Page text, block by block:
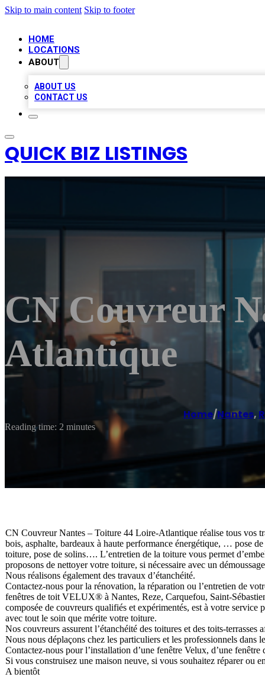
Skip to main content Skip to footer
HOME
LOCATIONS
ABOUT
ABOUT US
CONTACT US
QUICK BIZ LISTINGS
CN Couvreur
Atlantique
Home/Nantes,
Reading time: 2 minutes
CN Couvreur Nantes – Toiture 44 Loire-Atlantique réalise tous vos
bois, asphalte, bardeaux à haute performance énergétique, … pose
toiture, pose de solins…. L’entretien de la toiture vous permet
proposons de nettoyer votre toiture, si nécessaire avec un
Nous réalisons également des travaux d’étanchéité.
Contactez-nous pour la rénovation, la réparation ou l’entretien de
fenêtres de toit VELUX® à Nantes, Reze, Carquefou, Saint-
composée de couvreurs qualifiés et expérimentés, est à votre
avec tout le soin que mérite votre toiture.
Nos couvreurs assurent l’étanchéité des toitures et des toits-
Nous nous déplaçons chez les particuliers et les professionnels dans
Contactez-nous pour l’installation d’une fenêtre Velux, d’une
Si vous construisez une maison neuve, si vous souhaitez réparer ou
A bientôt